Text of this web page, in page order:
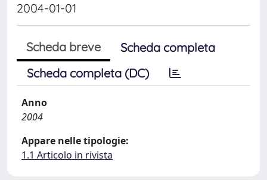
2004-01-01
Scheda breve
Scheda completa
Scheda completa (DC)
Anno
2004
Appare nelle tipologie:
1.1 Articolo in rivista